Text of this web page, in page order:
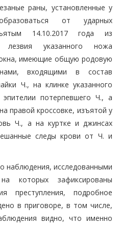
раны, установленные у
от ударных
14.10.2017 года из
указанного ножа
имеющие общую родовую
входящими в состав
Ч., на клинке указанного
потерпевшего Ч., а
правой кроссовке, изъятой у
Ч., а на куртке и джинсах
следы крови от Ч. и
наблюдения, исследованными
которых зафиксированы
преступления, подробное
в приговоре, в том числе,
видно, что именно